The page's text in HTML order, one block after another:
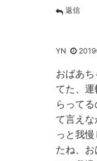
返信
YN
おばあ
てた、
らって
て言え
っと我
たね、